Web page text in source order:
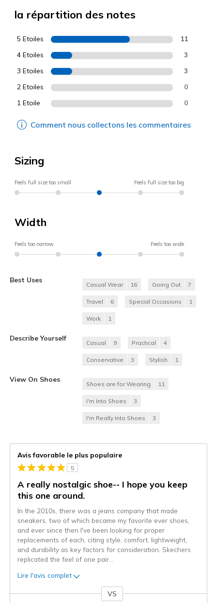
la répartition des notes
5 Etoiles 11
4 Etoiles 3
3 Etoiles 3
2 Etoiles 0
1 Etoile 0
Comment nous collectons les commentaires
Sizing
Feels full size too small Feels full size too big
Width
Feels too narrow Feels too wide
Best Uses
Casual Wear 16 Going Out 7
Travel 6 Special Occasions 1
Work 1
Describe Yourself
Casual 9 Practical 4
Conservative 3 Stylish 1
View On Shoes
Shoes are for Wearing 11
I'm Into Shoes 3
I'm Really Into Shoes 3
Avis favorable le plus populaire
5
A really nostalgic shoe-- I hope you keep
this one around.
In the 2010s, there was a jeans company that made
sneakers, two of which became my favorite ever shoes,
and ever since then I've been looking for proper
replacements of each, citing style, comfort, lightweight,
and durability as key factors for consideration. Skechers
replicated the feel of one pair
Lire l'avis complet
VS